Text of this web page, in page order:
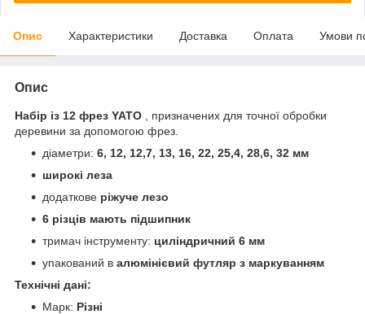
Опис Характеристики Доставка Оплата Умови
Опис
Набір із 12 фрез YATO , призначених для точної обробки
деревини за допомогою фрез.
діаметри: 6, 12, 12,7, 13, 16, 22, 25,4, 28,6, 32 мм
широкі леза
додаткове ріжуче лезо
6 різців мають підшипник
тримач інструменту: циліндричний 6 мм
упакований в алюмінієвий футляр з маркуванням
Технічні дані:
Марк: Різні